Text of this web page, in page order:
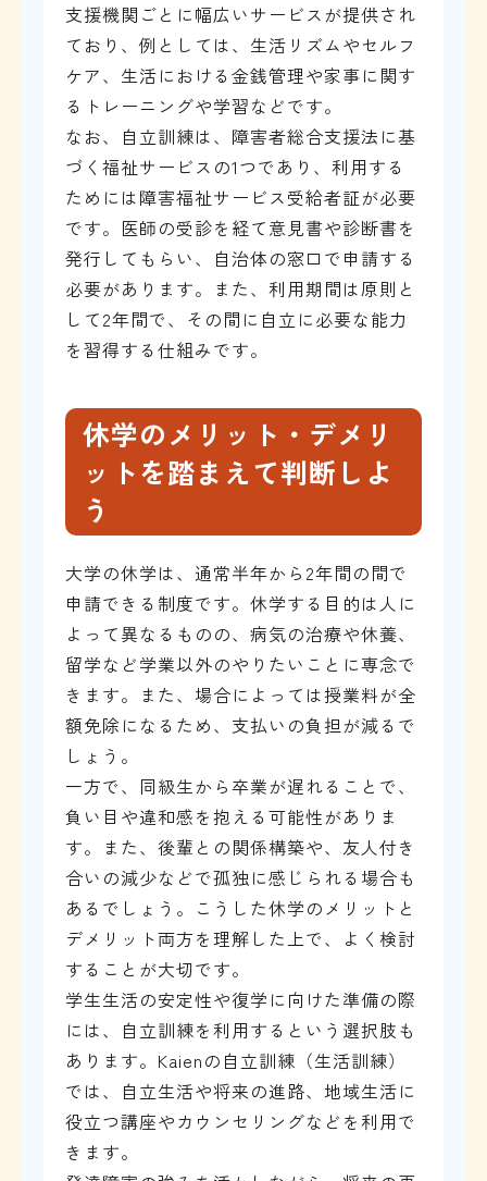
支援機関ごとに幅広いサービスが提供され
ており、例としては、生活リズムやセルフ
ケア、生活における金銭管理や家事に関す
るトレーニングや学習などです。
なお、自立訓練は、障害者総合支援法に基
づく福祉サービスの1つであり、利用する
ためには障害福祉サービス受給者証が必要
です。医師の受診を経て意見書や診断書を
発行してもらい、自治体の窓口で申請する
必要があります。また、利用期間は原則と
して2年間で、その間に自立に必要な能力
を習得する仕組みです。
休学のメリット・デメリ
ットを踏まえて判断しよ
う
大学の休学は、通常半年から2年間の間で
申請できる制度です。休学する目的は人に
よって異なるものの、病気の治療や休養、
留学など学業以外のやりたいことに専念で
きます。また、場合によっては授業料が全
額免除になるため、支払いの負担が減るで
しょう。
一方で、同級生から卒業が遅れることで、
負い目や違和感を抱える可能性がありま
す。また、後輩との関係構築や、友人付き
合いの減少などで孤独に感じられる場合も
あるでしょう。こうした休学のメリットと
デメリット両方を理解した上で、よく検討
することが大切です。
学生生活の安定性や復学に向けた準備の際
には、自立訓練を利用するという選択肢も
あります。Kaienの自立訓練（生活訓練）
では、自立生活や将来の進路、地域生活に
役立つ講座やカウンセリングなどを利用で
きます。